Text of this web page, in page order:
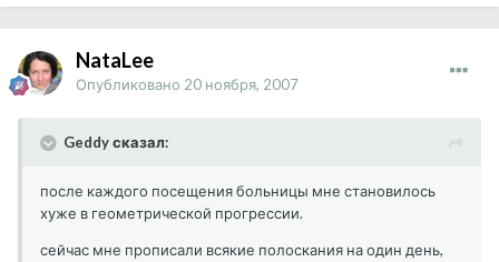
NataLee
Опубликовано 20 ноября, 2007
Geddy сказал:
после каждого посещения больницы мне становилось
хуже в геометрической прогрессии.
сейчас мне прописали всякие полоскания на один день,